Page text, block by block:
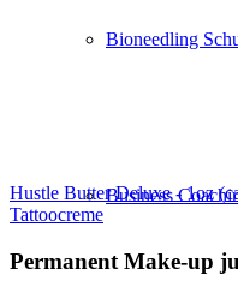
Bioneedling
Business
Hustle Butter Deluxe - 1oz
Tattoocreme
Permanent Make-up